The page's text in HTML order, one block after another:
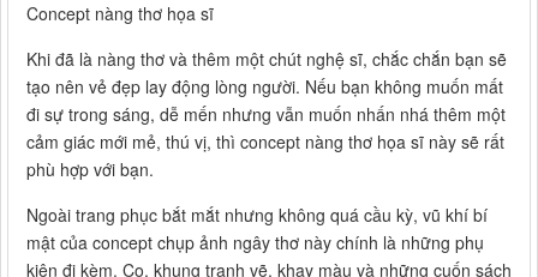
Concept nàng thơ họa sĩ
Khi đã là nàng thơ và thêm một chút nghệ sĩ, chắc chắn bạn sẽ
tạo nên vẻ đẹp lay động lòng người. Nếu bạn không muốn mất
đi sự trong sáng, dễ mến nhưng vẫn muốn nhấn nhá thêm một
cảm giác mới mẻ, thú vị, thì concept nàng thơ họa sĩ này sẽ rất
phù hợp với bạn.
Ngoài trang phục bắt mắt nhưng không quá cầu kỳ, vũ khí bí
mật của concept chụp ảnh ngây thơ này chính là những phụ
kiện đi kèm. Cọ, khung tranh vẽ, khay màu và những cuốn sách